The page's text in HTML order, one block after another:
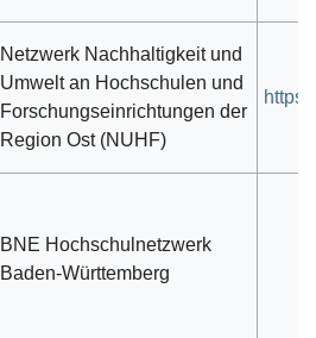
Netzwerk Nachhaltigkeit und
Umwelt an Hochschulen und
Forschungseinrichtungen der
Region Ost (NUHF)
BNE Hochschulnetzwerk
Baden-Württemberg